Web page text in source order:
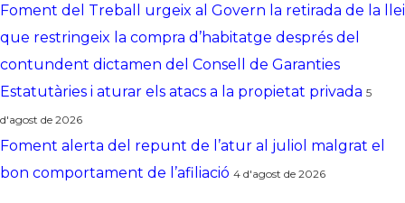
Foment del Treball urgeix al Govern la retirada de la llei
que restringeix la compra d’habitatge després del
contundent dictamen del Consell de Garanties
Estatutàries i aturar els atacs a la propietat privada 5
d'agost de 2026
Foment alerta del repunt de l’atur al juliol malgrat el
bon comportament de l’afiliació 4 d'agost de 2026